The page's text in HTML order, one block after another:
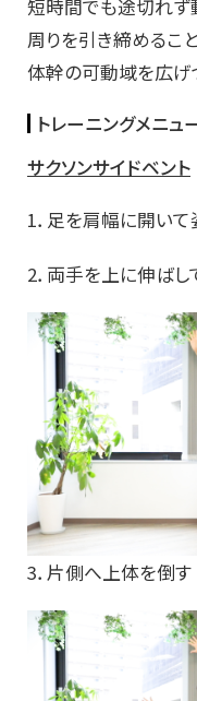
短時間でも途切れず
周りを引き締めるこ
体幹の可動域を広げ
トレーニングメニュ
サクソンサイドベント
1．足を肩幅に開いて
2．両手を上に伸ばし
3．片側へ上体を倒す